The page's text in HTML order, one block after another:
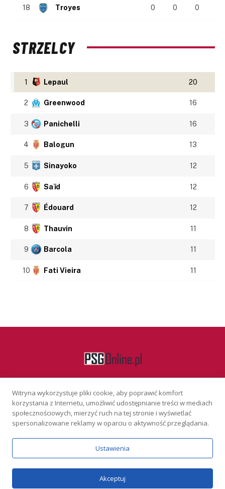
18 Troyes 0 0 0
STRZELCY
1 Lepaul 20
2 Greenwood 16
3 Panichelli 16
4 Balogun 13
5 Sinayoko 12
6 Saïd 12
7 Édouard 12
8 Thauvin 11
9 Barcola 11
10 Fati Vieira 11
Facebook
KONTAKT REKLAMA POLITYKA PRYWATNOŚCI
Serwis wyłącznie dla osób powyżej 18 lat. Hazard może uzależniać.
Graj odpowiedzialnie.Szczegóły
Copyright © 2026 PSGonline.pl
Witryna wykorzystuje pliki cookie, aby poprawić komfort
korzystania z Internetu, umożliwić udostępnianie treści w mediach
społecznościowych, mierzyć ruch na tej stronie i wyświetlać
spersonalizowane reklamy w oparciu o aktywność przeglądania.
Ustawienia
Akceptuj